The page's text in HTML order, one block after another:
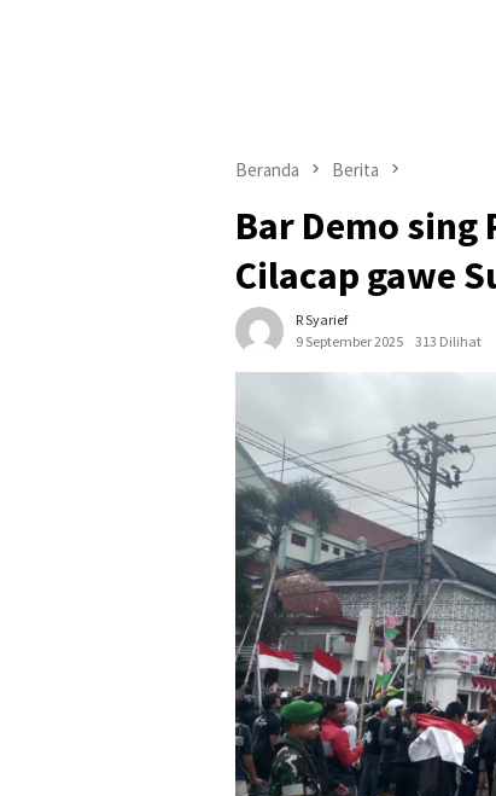
Beranda Berita
Bar Demo sing
Cilacap gawe
R Syarief
9 September 2025
313 Dilihat